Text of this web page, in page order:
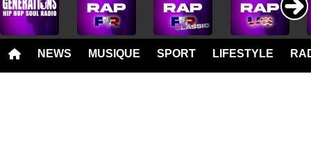
NEWS MUSIQUE SPORT LIFESTYLE